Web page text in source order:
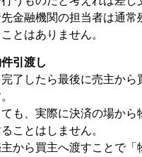
金融機関の担当者は通常
とはありません。
引渡し
了したら最後に売主から
ても、実際に決済の場から
ことはしません。
から買主へ渡すことで「